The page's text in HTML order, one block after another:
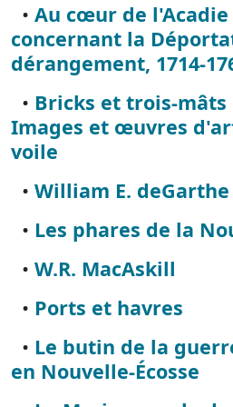
• Au cœur de l'Acadie
concernant la
dérangement, 1714-
• Bricks et trois-mâts
Images et œuvres
voile
• William E. deGarthe
• Les phares de la
• W.R. MacAskill
• Ports et havres
• Le butin de la
en Nouvelle-Écosse